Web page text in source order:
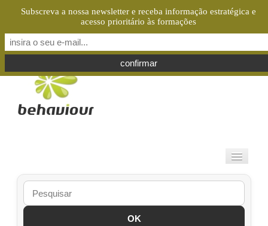
OK
Subscreva a nossa newsletter e receba informação estratégica e
acesso prioritário às formações